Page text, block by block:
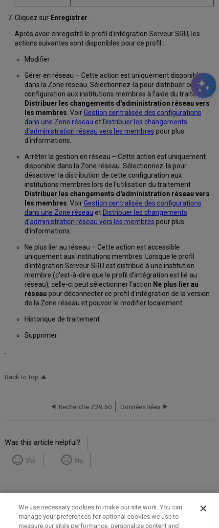
Cliquez sur Enregistrer
Après avoir enregistré le profil d'intégration Serveur SRU, les
actions suivantes sont disponibles pour ce profil :
Modifier
Gérer en réseau – Cette action est uniquement disponible
dans la Zone réseau. Sélectionnez-la pour distribuer cette
configuration aux institutions membres à l'aide du traitement
Distribuer les changements d'administration réseau vers
les membres . VoirGestion centralisée des configurations
dans une Zone réseau et Distribuer les changements
d'administration réseau vers les membres pour plus
d'informations.
Arrêter la gestion en réseau – Cette action est uniquement
disponible dans la Zone réseau. Sélectionnez-la pour
désactiver la distribution de cette configuration aux
institutions membres lors de l'utilisation du traitement
Distribuer les changements d'administration réseau vers
les membres . VoirGestion centralisée des configurations
dans une Zone réseau et Distribuer les changements
d'administration réseau vers les membres pour plus
d'informations.
Ne plus lier au réseau – Cette action est accessible
uniquement aux institutions membres. Lorsque le profil
d'intégration Serveur SRU est distribué à une institution
membre (c'est-à-dire que le profil d'intégration est lié au
réseau), celle-ci peut sélectionner l'action Ne plus lier au
réseau pour déconnecter ce profil d'intégration de la version
de la Zone réseau et pouvoir le modifier localement.
Historique de traitement
Supprimer
Back to top
Recherche Z39.50 Données liées
Was this article helpful?
Yes No
We use necessary cookies to make our site work. You can
manage your preferences for optional cookies we use to
measure our site’s performance, personalize content and